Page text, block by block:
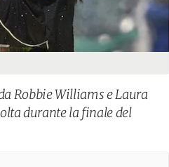
Robbie Williams e Laura
durante la finale del